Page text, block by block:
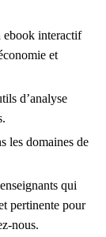
ebook interactif
et
d’analyse
les domaines de
qui
pertinente pour
nous.